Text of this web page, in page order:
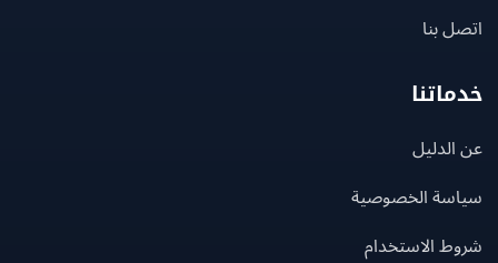
بنا
الخصوصية
الاستخدام